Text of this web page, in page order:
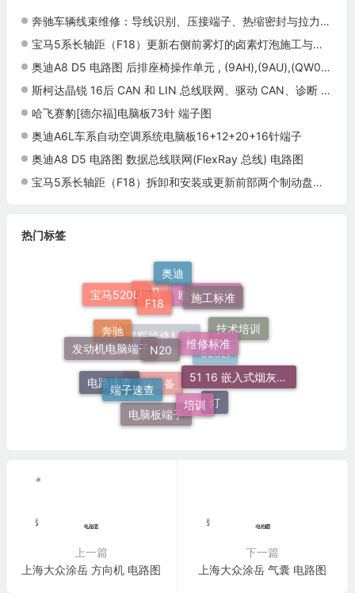
奔驰车辆线束维修：导线识别、压接端子、热缩密封与拉力检查
宝马5系长轴距（F18）更新右侧前雾灯的卤素灯泡施工与复检标准
奥迪A8 D5 电路图 后排座椅操作单元 , (9AH),(9AU),(QW0) 电路图
斯柯达晶锐 16后 CAN 和 LIN 总线联网、驱动 CAN、诊断 CAN、组合仪表 CAN、舒适 CAN 电路图
哈飞赛豹[德尔福]电脑板73针 端子图
奥迪A6L车系自动空调系统电脑板16+12+20+16针端子
奥迪A8 D5 电路图 数据总线联网(FlexRay 总线) 电路图
宝马5系长轴距（F18）拆卸和安装或更新前部两个制动盘施工与复检标准
热门标签
车身装备
群辉维修标准
520Li
灯
电脑板端子
电路速查
奔驰
宝马
欧美日车系
技术培训
51 16 嵌入式烟灰缸托架
培训
端子速查
发动机电脑端子
宝马520Li
奥迪
施工标准
维修标准
N20
F18
上一篇
上海大众涂岳 方向机 电路图
下一篇
上海大众涂岳 气囊 电路图